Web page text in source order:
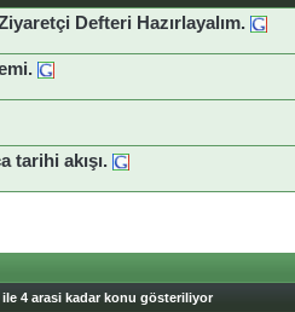
Defteri Hazırlayalım.
tarihi akışı.
4 arasi kadar konu gösteriliyor